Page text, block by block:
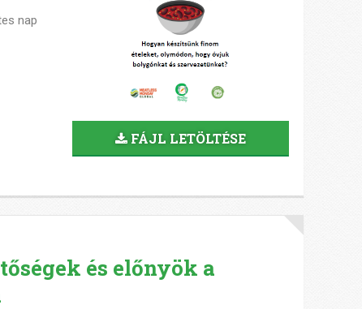
nap
FÁJL LETÖLTÉSE
és előnyök a